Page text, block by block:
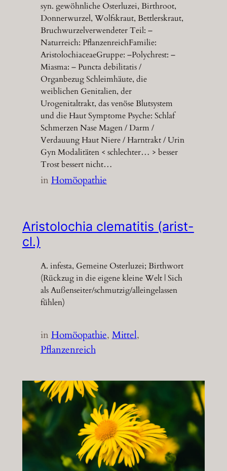
syn. gewöhnliche Osterluzei, Birthroot,
Donnerwurzel, Wolfskraut, Bettlerskraut,
Bruchwurzelverwendeter Teil: –
Naturreich: PflanzenreichFamilie:
AristolochiaceaeGruppe: –Polychrest: –
Miasma: – Puncta debilitatis /
Organbezug Schleimhäute, die
weiblichen Genitalien, der
Urogenitaltrakt, das venöse Blutsystem
und die Haut Symptome Psyche: Schlaf
Schmerzen Nase Magen / Darm /
Verdauung Haut Niere / Harntrakt / Urin
Gyn Modalitäten < schlechter… > besser
Trost bessert nicht…
inHomöopathie
Aristolochia clematitis (arist-
cl.)
A. infesta, Gemeine Osterluzei; Birthwort
(Rückzug in die eigene kleine Welt | Sich
als Außenseiter/schmutzig/alleingelassen
fühlen)
inHomöopathie, Mittel
Pflanzenreich